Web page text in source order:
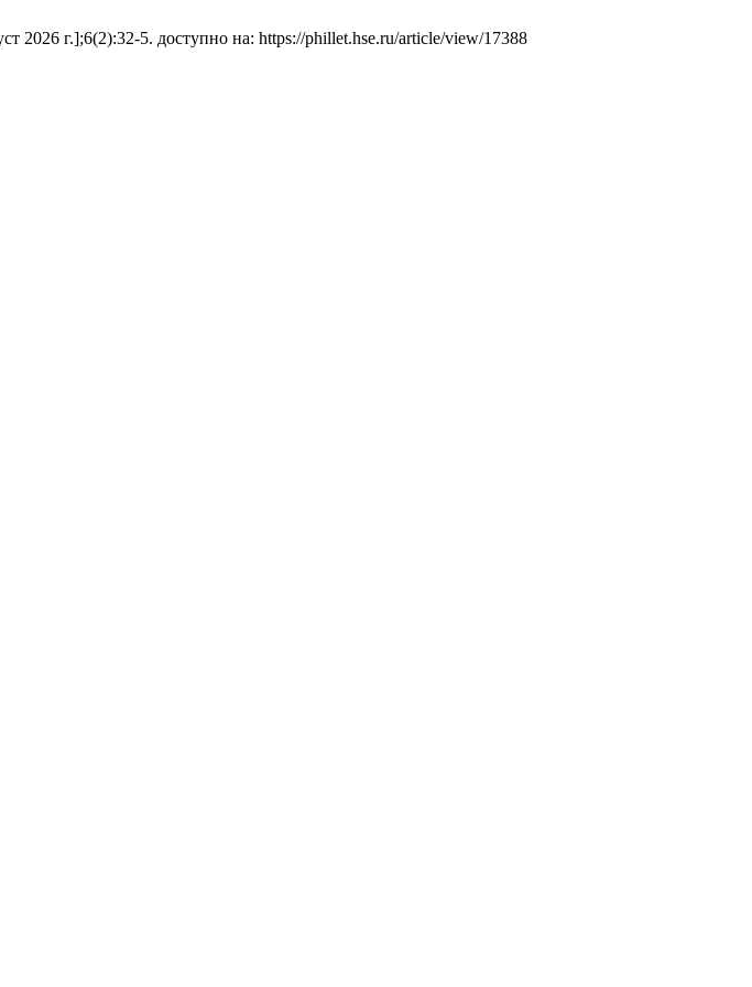
2026 г.];6(2):32-5. доступно на: https://phillet.hse.ru/article/view/17388